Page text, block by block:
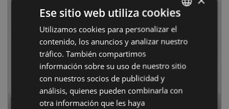
Page 1 of16
BASQUE
SPANISH
Ese sitio web utiliza cookies
Utilizamos cookies para personalizar el
contenido, los anuncios y analizar nuestro
tráfico. También compartimos
información sobre su uso de nuestro sitio
con nuestros socios de publicidad y
análisis, quienes pueden combinarla con
otra información que les haya